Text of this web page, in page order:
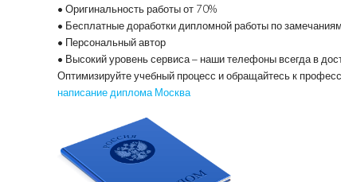
• Оригинальность работы от 70%
• Бесплатные доработки дипломной работы по
• Персональный автор
• Высокий уровень сервиса – наши телефоны всегда в
Оптимизируйте учебный процесс и обращайтесь к
написание диплома Москва